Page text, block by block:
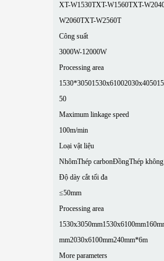
XT-W1530TXT-W1560TXT-
W2060TXT-W2560T
Công suất
3000W-12000W
Processing area
1530*30501530x61002030x4050
50
Maximum linkage speed
100m/min
Loại vật liệu
NhômThép carbonĐồngThép
Độ dày cắt tối đa
≤50mm
Processing area
1530x3050mm1530x6100mm
mm2030x6100mm240mm*6m
More parameters